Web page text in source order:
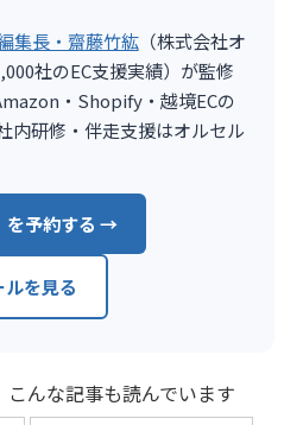
集長・齋藤竹紘（株式会社オ
社のEC支援実績）が監修
・Shopify・越境ECの
内研修・伴走支援はオルセル
を予約する →
を見る
んな記事も読んでいます